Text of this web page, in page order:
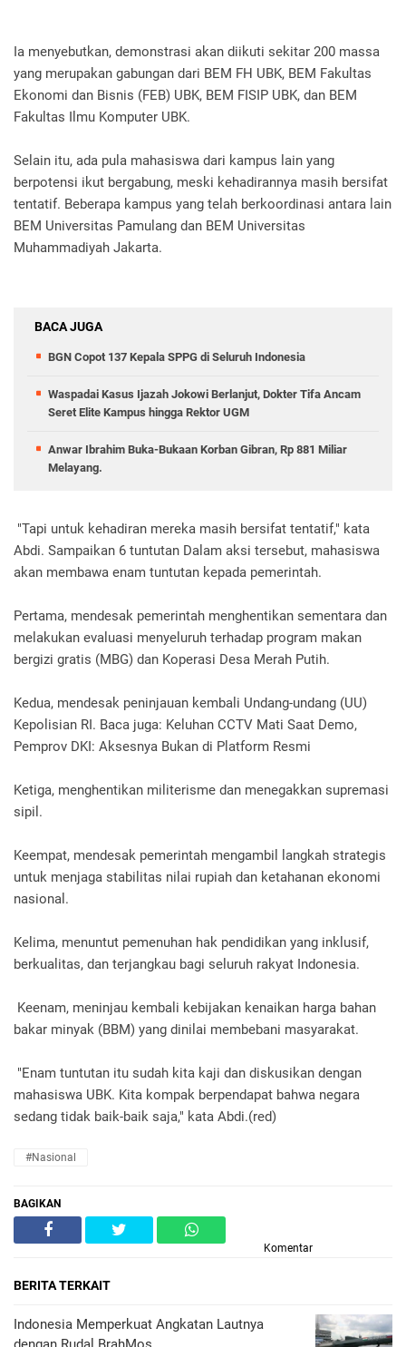
Ia menyebutkan, demonstrasi akan diikuti sekitar 200 massa
yang merupakan gabungan dari BEM FH UBK, BEM Fakultas
Ekonomi dan Bisnis (FEB) UBK, BEM FISIP UBK, dan BEM
Fakultas Ilmu Komputer UBK.
Selain itu, ada pula mahasiswa dari kampus lain yang
berpotensi ikut bergabung, meski kehadirannya masih bersifat
tentatif. Beberapa kampus yang telah berkoordinasi antara lain
BEM Universitas Pamulang dan BEM Universitas
Muhammadiyah Jakarta.
BACA JUGA
BGN Copot 137 Kepala SPPG di Seluruh Indonesia
Waspadai Kasus Ijazah Jokowi Berlanjut, Dokter Tifa Ancam
Seret Elite Kampus hingga Rektor UGM
Anwar Ibrahim Buka-Bukaan Korban Gibran, Rp 881 Miliar
Melayang.
"Tapi untuk kehadiran mereka masih bersifat tentatif," kata
Abdi. Sampaikan 6 tuntutan Dalam aksi tersebut, mahasiswa
akan membawa enam tuntutan kepada pemerintah.
Pertama, mendesak pemerintah menghentikan sementara dan
melakukan evaluasi menyeluruh terhadap program makan
bergizi gratis (MBG) dan Koperasi Desa Merah Putih.
Kedua, mendesak peninjauan kembali Undang-undang (UU)
Kepolisian RI. Baca juga: Keluhan CCTV Mati Saat Demo,
Pemprov DKI: Aksesnya Bukan di Platform Resmi
Ketiga, menghentikan militerisme dan menegakkan supremasi
sipil.
Keempat, mendesak pemerintah mengambil langkah strategis
untuk menjaga stabilitas nilai rupiah dan ketahanan ekonomi
nasional.
Kelima, menuntut pemenuhan hak pendidikan yang inklusif,
berkualitas, dan terjangkau bagi seluruh rakyat Indonesia.
Keenam, meninjau kembali kebijakan kenaikan harga bahan
bakar minyak (BBM) yang dinilai membebani masyarakat.
"Enam tuntutan itu sudah kita kaji dan diskusikan dengan
mahasiswa UBK. Kita kompak berpendapat bahwa negara
sedang tidak baik-baik saja," kata Abdi.(red)
#Nasional
BAGIKAN
Komentar
BERITA TERKAIT
Indonesia Memperkuat Angkatan Lautnya